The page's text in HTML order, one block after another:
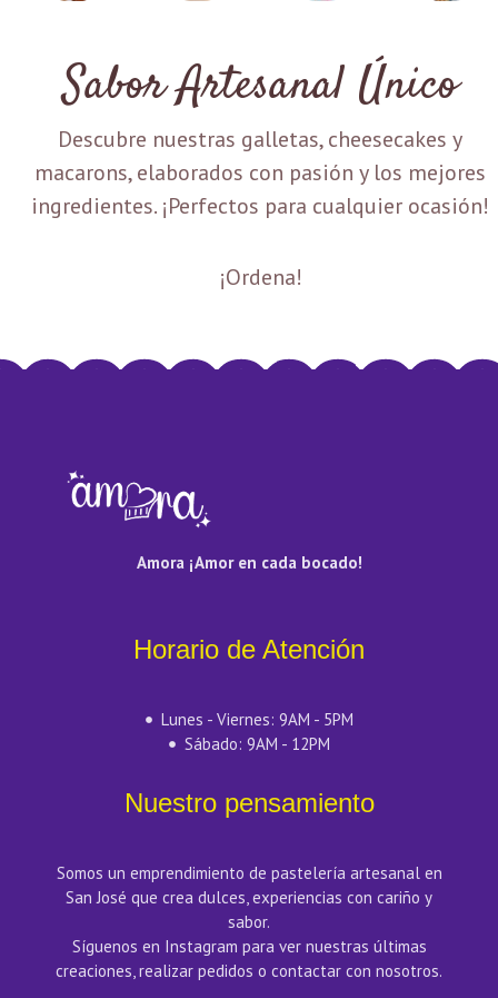
Sabor Artesanal Único
Descubre nuestras galletas, cheesecakes y
macarons, elaborados con pasión y los mejores
ingredientes. ¡Perfectos para cualquier ocasión!
¡Ordena!
Amora ¡Amor en cada bocado!
Horario de Atención
Lunes - Viernes: 9AM - 5PM
Sábado: 9AM - 12PM
Nuestro pensamiento
Somos un emprendimiento de pastelería artesanal en
San José que crea dulces, experiencias con cariño y
sabor.
Síguenos en Instagram para ver nuestras últimas
creaciones, realizar pedidos o contactar con nosotros.